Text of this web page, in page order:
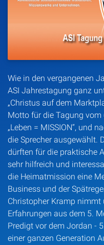
Wie in den vergangenen
ASI Jahrestagung ganz
„Christus auf dem
Motto für die Tagung
„Leben = MISSION“, und
die Sprecher ausgewählt.
dürften für die praktische
sehr hilfreich und
die Heimatmission eine
Business und der
Christopher Kramp
Erfahrungen aus dem 5.
Predigt vor dem Jordan -
einer ganzen Generation